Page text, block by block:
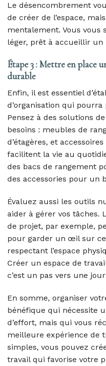
Le désencombrement
de créer de l’espace,
mentalement. Vous
léger, prêt à accueillir un
Étape 3 : Mettre en place
durable
Enfin, il est essentiel
d’organisation qui
Pensez à des solutions
besoins : meubles de
d’étagères, et
facilitent la vie au
des bacs de rangement
des accessories pour un
Évaluez aussi les outils
aider à gérer vos tâches.
de projet, par exemple,
pour garder un œil sur
respectant l’espace
Créer un espace de
c’est un pas vers une
En somme, organiser
bénéfique qui nécessite
d’effort, mais qui vous
meilleure expérience de
simples, vous pouvez
travail qui favorise votre